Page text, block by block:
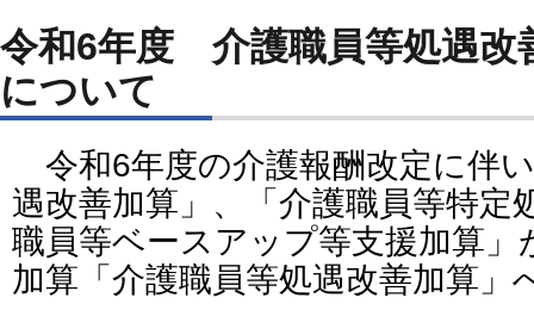
令和6年度 介護職員等処遇改
について
令和6年度の介護報酬改定に伴
遇改善加算」、「介護職員等特定
職員等ベースアップ等支援加算」
加算「介護職員等処遇改善加算」